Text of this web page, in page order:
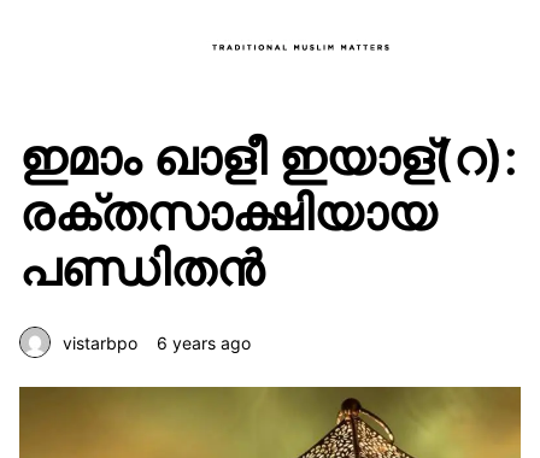
ഇമാം ഖാളീ ഇയാള്(റ):
രക്തസാക്ഷിയായ
പണ്ഡിതൻ
vistarbpo 6 years ago